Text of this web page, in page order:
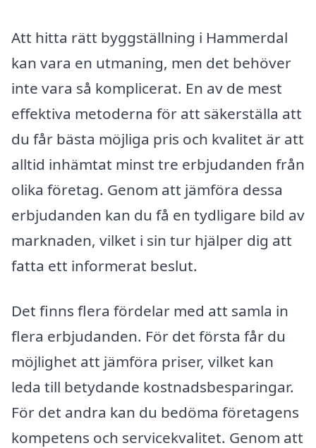
Att hitta rätt byggställning i Hammerdal
kan vara en utmaning, men det behöver
inte vara så komplicerat. En av de mest
effektiva metoderna för att säkerställa att
du får bästa möjliga pris och kvalitet är att
alltid inhämtat minst tre erbjudanden från
olika företag. Genom att jämföra dessa
erbjudanden kan du få en tydligare bild av
marknaden, vilket i sin tur hjälper dig att
fatta ett informerat beslut.
Det finns flera fördelar med att samla in
flera erbjudanden. För det första får du
möjlighet att jämföra priser, vilket kan
leda till betydande kostnadsbesparingar.
För det andra kan du bedöma företagens
kompetens och servicekvalitet. Genom att